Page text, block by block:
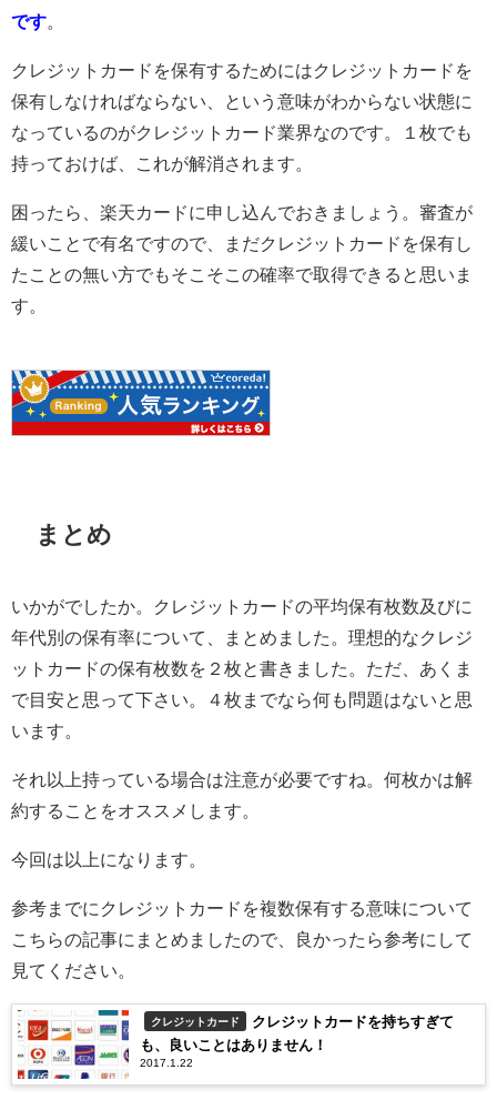
です
クレジットカードを保有するためにはクレジットカードを
保有しなければならない、という意味がわからない状態に
なっているのがクレジットカード業界なのです。１枚でも
持っておけば、これが解消されます。
困ったら、楽天カードに申し込んでおきましょう。審査が
緩いことで有名ですので、まだクレジットカードを保有し
たことの無い方でもそこそこの確率で取得できると思いま
す。
まとめ
いかがでしたか。クレジットカードの平均保有枚数及びに
年代別の保有率について、まとめました。理想的なクレジ
ットカードの保有枚数を２枚と書きました。ただ、あくま
で目安と思って下さい。４枚までなら何も問題はないと思
います。
それ以上持っている場合は注意が必要ですね。何枚かは解
約することをオススメします。
今回は以上になります。
参考までにクレジットカードを複数保有する意味について
こちらの記事にまとめましたので、良かったら参考にして
見てください。
クレジットカード
クレジットカードを持ちすぎて
も、良いことはありません！
2017.1.22